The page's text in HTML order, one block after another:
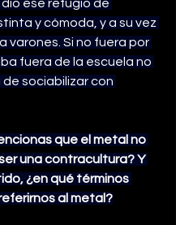
dio ese refugio de
y cómoda, y a su vez
varones. Si no fuera por
fuera de la escuela no
sociabilizar con
que el metal no
una contracultura? Y
¿en qué términos
al metal?